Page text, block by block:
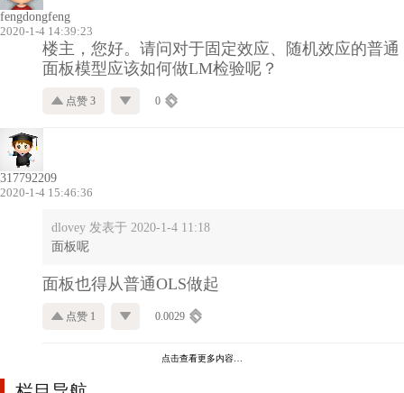
fengdongfeng
2020-1-4 14:39:23
楼主，您好。请问对于固定效应、随机效应的普通
面板模型应该如何做LM检验呢？
点赞 3 0
317792209
2020-1-4 15:46:36
dlovey 发表于 2020-1-4 11:18
面板呢
面板也得从普通OLS做起
点赞 1 0.0029
点击查看更多内容…